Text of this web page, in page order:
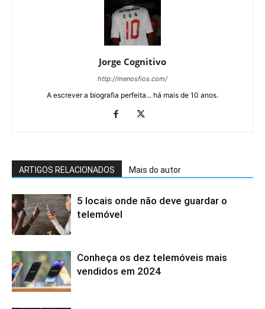
Jorge Cognitivo
http://menosfios.com/
A escrever a biografia perfeita... há mais de 10 anos.
ARTIGOS RELACIONADOS Mais do autor
5 locais onde não deve guardar o
telemóvel
Conheça os dez telemóveis mais
vendidos em 2024